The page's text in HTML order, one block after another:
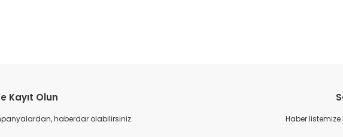
Kayıt Olun
haberdar olabilirsiniz. Haber